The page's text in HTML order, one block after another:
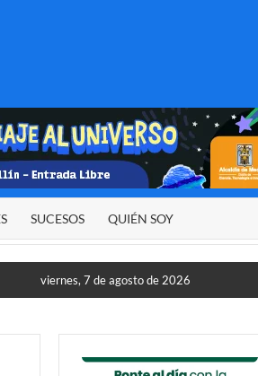
SUCESOS QUIÉN SOY
viernes, 7 de agosto de 2026